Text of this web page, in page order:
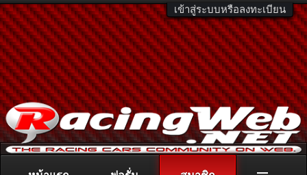
เข้าสู่ระบบหรือลงทะเบียน